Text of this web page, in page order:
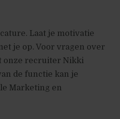
Laat je motivatie
je op. Voor vragen over
onze recruiter Nikki
de functie kan je
Marketing en